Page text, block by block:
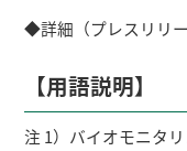
◆詳細（プレスリリ
【用語説明】
注 1）バイオモニタ